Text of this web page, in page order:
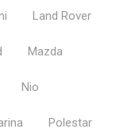
Land Rover
Mazda
Nio
Polestar